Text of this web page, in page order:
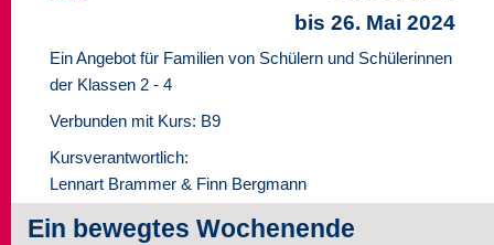
Kurse
Über uns
Kontakt
bis 26. Mai 2024
Ein Angebot für Familien von Schülern und Schülerinnen
der Klassen 2 - 4
Verbunden mit Kurs: B9
Kursverantwortlich:
Lennart Brammer & Finn Bergmann
Ein bewegtes Wochenende